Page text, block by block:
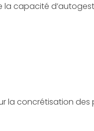
la capacité
la concrétisation des